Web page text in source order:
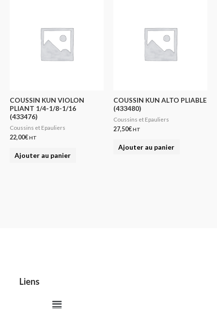
COUSSIN KUN VIOLON
PLIANT 1/4-1/8-1/16
(433476)
Coussins et Epauliers
22,00€HT
Ajouter au panier
COUSSIN KUN ALTO PLIABLE
(433480)
Coussins et Epauliers
27,50€HT
Ajouter au panier
Liens
Menu